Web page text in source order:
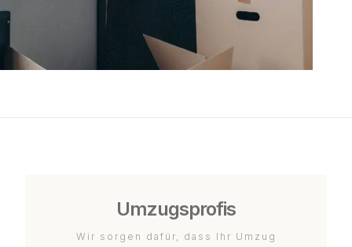
Umzugsprofis
Wir sorgen dafür, dass Ihr Umzug